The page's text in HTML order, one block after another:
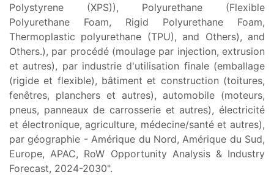
Polystyrene (XPS)), Polyurethane (Flexible
Polyurethane Foam, Rigid Polyurethane Foam,
Thermoplastic polyurethane (TPU), and Others), and
Others.), par procédé (moulage par injection, extrusion
et autres), par industrie d'utilisation finale (emballage
(rigide et flexible), bâtiment et construction (toitures,
fenêtres, planchers et autres), automobile (moteurs,
pneus, panneaux de carrosserie et autres), électricité
et électronique, agriculture, médecine/santé et autres),
par géographie - Amérique du Nord, Amérique du Sud,
Europe, APAC, RoW Opportunity Analysis & Industry
Forecast, 2024-2030".